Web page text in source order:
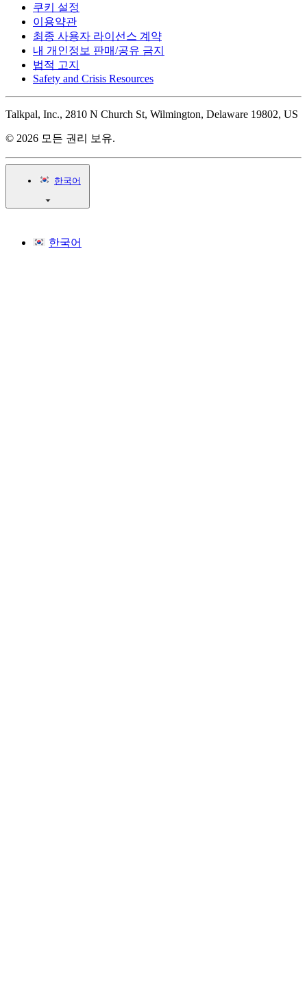
쿠키 설정
이용약관
최종 사용자 라이선스 계약
내 개인정보 판매/공유 금지
법적 고지
Safety and Crisis Resources
Talkpal, Inc., 2810 N Church St, Wilmington, Delaware 19802, US
© 2026 모든 권리 보유.
한국어
한국어